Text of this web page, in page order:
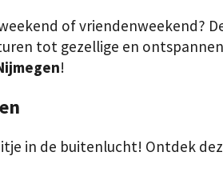
of vriendenweekend?
tot gezellige en
!
in de buitenlucht! Ontdek